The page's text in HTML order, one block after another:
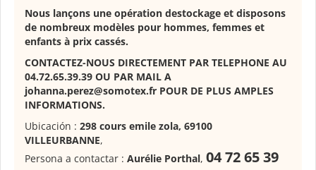
Nous lançons une opération destockage et disposons
de nombreux modèles pour hommes, femmes et
enfants à prix cassés.
CONTACTEZ-NOUS DIRECTEMENT PAR TELEPHONE AU
04.72.65.39.39 OU PAR MAIL A
johanna.perez@somotex.fr POUR DE PLUS AMPLES
INFORMATIONS.
Ubicación : 298 cours emile zola, 69100
VILLEURBANNE,
Persona a contactar : Aurélie Porthal, 04 72 65 39